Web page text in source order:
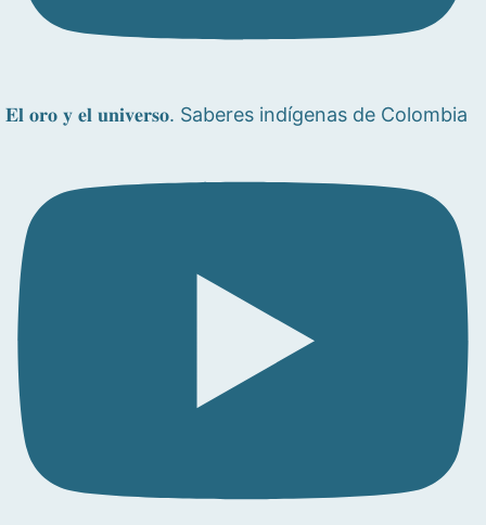
𝐄𝐥 𝐨𝐫𝐨 𝐲 𝐞𝐥 𝐮𝐧𝐢𝐯𝐞𝐫𝐬𝐨. Saberes indígenas de Colombia